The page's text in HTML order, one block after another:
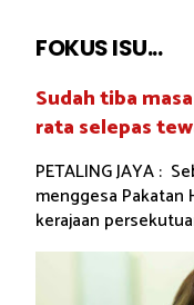
FOKUS ISU...
Sudah tiba
rata selepas
PETALING JAYA :
menggesa Pakatan
kerajaan